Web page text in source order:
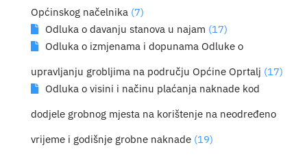
Općinskog načelnika (7)
Odluka o davanju stanova u najam (17)
Odluka o izmjenama i dopunama Odluke o
upravljanju grobljima na području Općine Oprtalj (17)
Odluka o visini i načinu plaćanja naknade kod
dodjele grobnog mjesta na korištenje na neodređeno
vrijeme i godišnje grobne naknade(19)